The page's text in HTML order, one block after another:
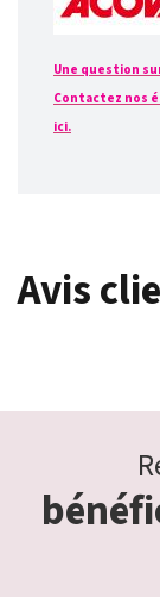
Une question
Contactez nos
ici.
Avis